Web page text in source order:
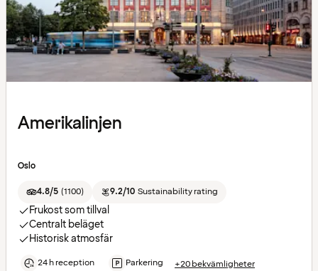
Amerikalinjen
Oslo
4.8/5 (1100) 9.2/10 Sustainability rating
Frukost som tillval
Centralt beläget
Historisk atmosfär
24 h reception Parkering +20 bekvämligheter